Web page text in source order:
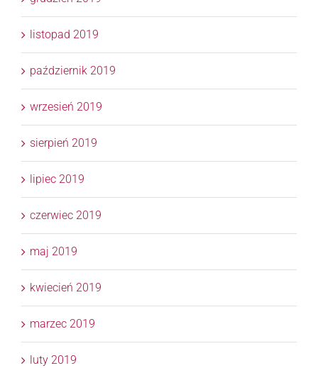
listopad 2019
październik 2019
wrzesień 2019
sierpień 2019
lipiec 2019
czerwiec 2019
maj 2019
kwiecień 2019
marzec 2019
luty 2019